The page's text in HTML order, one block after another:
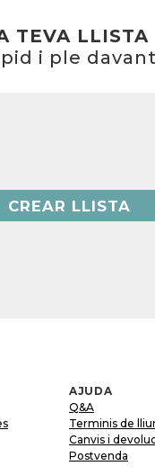
TEVA LLISTA
i ple
CREAR LLISTA
AJUDA
Q&A
Terminis de
Canvis i
Postvenda